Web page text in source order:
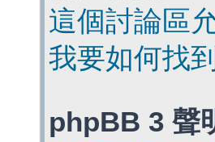
這個討論區
我要如何找
phpBB 3 聲